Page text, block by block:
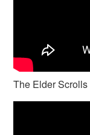
The Elder Scrolls